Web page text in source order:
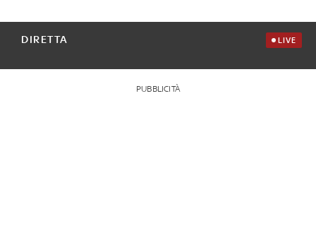
DIRETTA LIVE
PUBBLICITÀ